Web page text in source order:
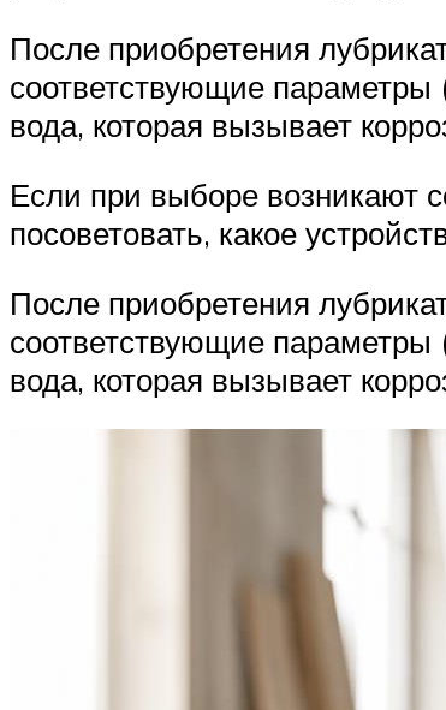
После приобретения
соответствующие параметры
вода, которая вызывает
Если при выборе возникают
посоветовать, какое
После приобретения
соответствующие параметры
вода, которая вызывает